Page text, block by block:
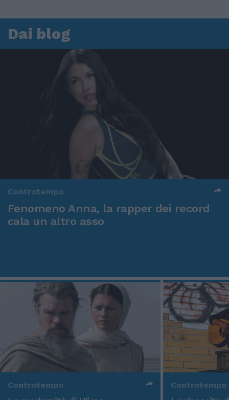
Dai blog
Controtempo
Fenomeno Anna, la rapper dei record
cala un altro asso
Controtempo Controtempo